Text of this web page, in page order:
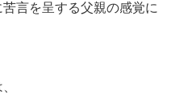
言を呈する父親の感覚に